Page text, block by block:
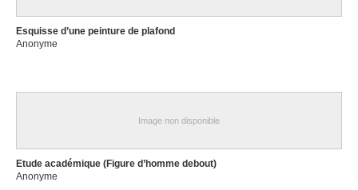
Esquisse d’une peinture de plafond
Anonyme
Image non disponible
Etude académique (Figure d’homme debout)
Anonyme